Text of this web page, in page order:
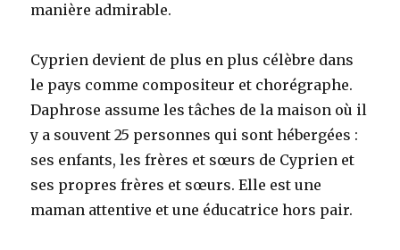
manière admirable.
Cyprien devient de plus en plus célèbre dans
le pays comme compositeur et chorégraphe.
Daphrose assume les tâches de la maison où il
y a souvent 25 personnes qui sont hébergées :
ses enfants, les frères et sœurs de Cyprien et
ses propres frères et sœurs. Elle est une
maman attentive et une éducatrice hors pair.